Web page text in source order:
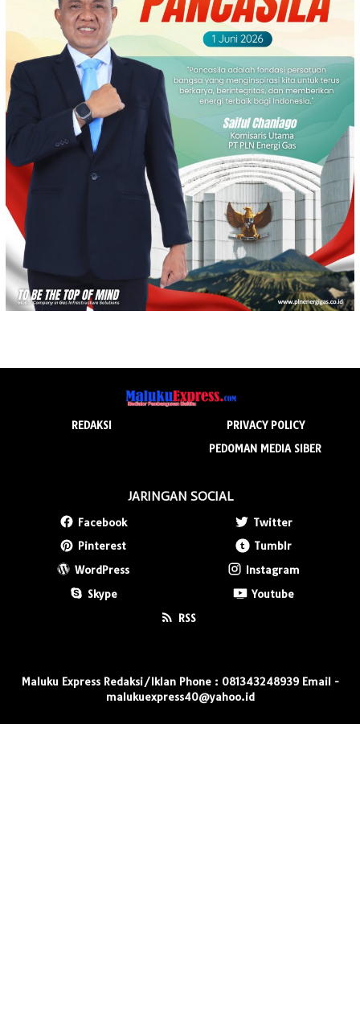
REDAKSI
PRIVACY POLICY
PEDOMAN MEDIA SIBER
JARINGAN SOCIAL
Facebook
Twitter
Pinterest
Tumblr
WordPress
Instagram
Skype
Youtube
RSS
Maluku Express Redaksi/Iklan Phone : 081343248939 Email -
malukuexpress40@yahoo.id